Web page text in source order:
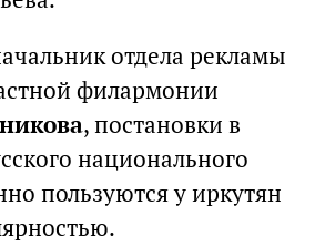
отдела рекламы
филармонии
, постановки в
национального
пользуются у иркутян